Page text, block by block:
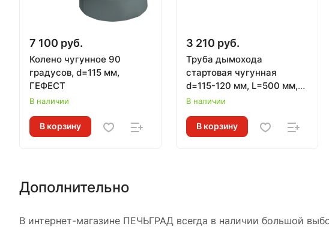
7 100 руб.
Колено чугунное 90
градусов, d=115 мм,
ГЕФЕСТ
В наличии
В корзину
3 210 руб.
Труба дымохода
стартовая чугунная
d=115-120 мм, L=500 мм,
для печей ВЕЗУВИЙ
В наличии
В корзину
Дополнительно
В интернет-магазине ПЕЧЬГРАД всегда в наличии большой